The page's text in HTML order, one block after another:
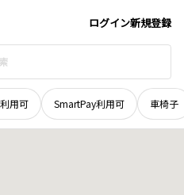
ログイン新規登録
用可 SmartPay利用可 車椅子